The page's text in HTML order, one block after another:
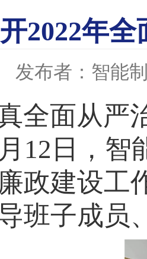
2022年
发布者：智能
全面从严
月 12 日， 智
政建设工
班子成员